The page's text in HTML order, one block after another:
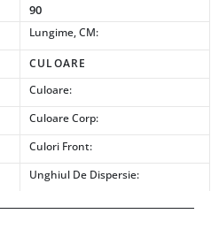
90
Lungime, CM:
CULOARE
Culoare:
Culoare Corp:
Culori Front:
Unghiul De Dispersie: